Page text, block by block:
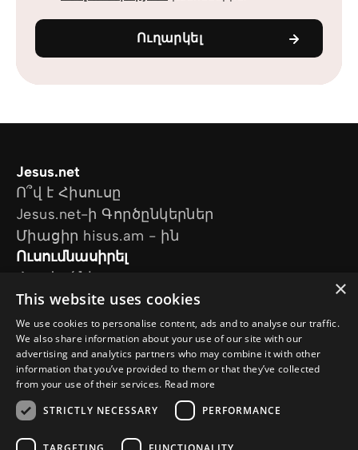
Ուղարկել
Jesus.net
Ո՞վ է Հիսուսը
Jesus.net-ի Գործընկերներ
Միացիր hisus.am - ին
Ուսումնասիրել
Հոդվածներ
Տեսանյութեր
Մեր նախագծերը
Ես հարց ունեմ
Հետևեք մեզ
×
This website uses cookies
We use cookies to personalise content, ads and to analyse our traffic.
We also share information about your use of our site with our
advertising and analytics partners who may combine it with other
information that you’ve provided to them or that they’ve collected
from your use of their services. Read more
STRICTLY NECESSARY
PERFORMANCE